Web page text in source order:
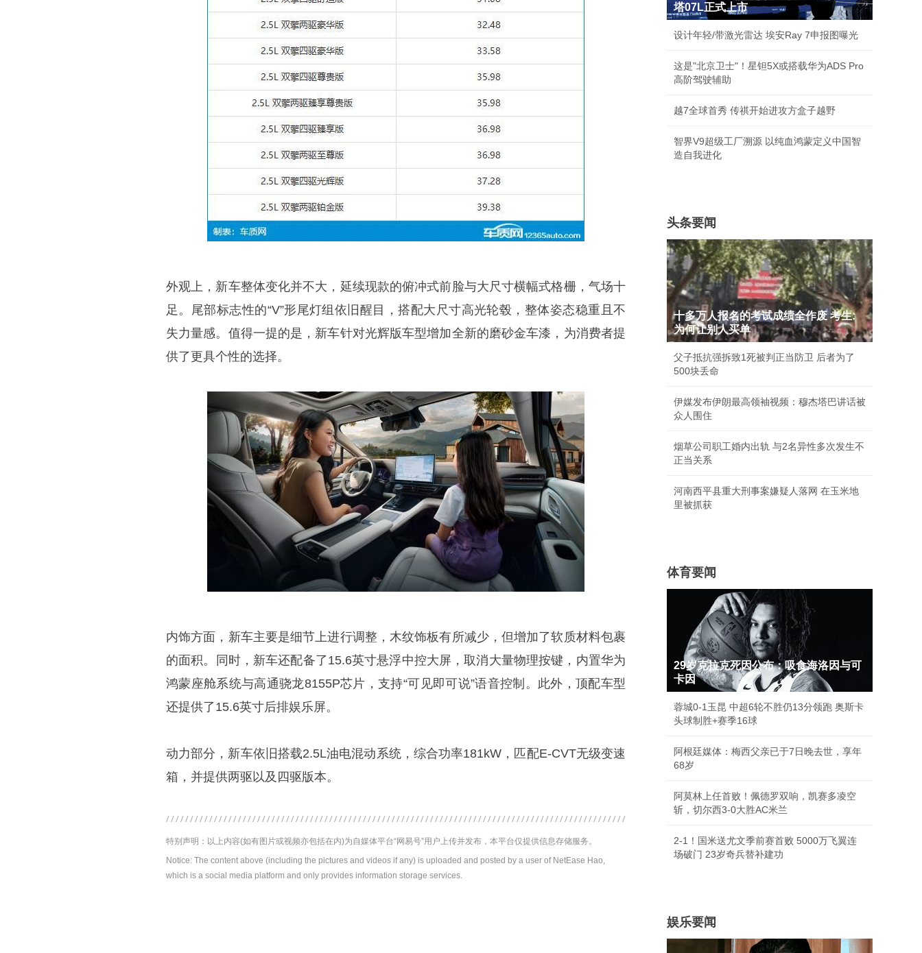
外观上，新车整体变化并不大，延续现款的俯冲式前脸与大尺寸横幅式格栅，气场十
足。尾部标志性的“V”形尾灯组依旧醒目，搭配大尺寸高光轮毂，整体姿态稳重且不
失力量感。值得一提的是，新车针对光辉版车型增加全新的磨砂金车漆，为消费者提
供了更具个性的选择。
内饰方面，新车主要是细节上进行调整，木纹饰板有所减少，但增加了软质材料包裹
的面积。同时，新车还配备了15.6英寸悬浮中控大屏，取消大量物理按键，内置华为
鸿蒙座舱系统与高通骁龙8155P芯片，支持“可见即可说”语音控制。此外，顶配车型
还提供了15.6英寸后排娱乐屏。
动力部分，新车依旧搭载2.5L油电混动系统，综合功率181kW，匹配E-CVT无级变速
箱，并提供两驱以及四驱版本。
特别声明：以上内容(如有图片或视频亦包括在内)为自媒体平台“网易号”用户上传并发布，本平台仅提供信息存储服务。
Notice: The content above (including the pictures and videos if any) is uploaded and posted by a user of NetEase Hao,
which is a social media platform and only provides information storage services.
塔07L正式上市
设计年轻/带激光雷达 埃安Ray 7申报图曝光
这是"北京卫士"！星钽5X或搭载华为ADS Pro
高阶驾驶辅助
越7全球首秀 传祺开始进攻方盒子越野
智界V9超级工厂溯源 以纯血鸿蒙定义中国智
造自我进化
头条要闻
十多万人报名的考试成绩全作废 考生:
为何让别人买单
父子抵抗强拆致1死被判正当防卫 后者为了
500块丢命
伊媒发布伊朗最高领袖视频：穆杰塔巴讲话被
众人围住
烟草公司职工婚内出轨 与2名异性多次发生不
正当关系
河南西平县重大刑事案嫌疑人落网 在玉米地
里被抓获
体育要闻
29岁克拉克死因公布：吸食海洛因与可
卡因
蓉城0-1玉昆 中超6轮不胜仍13分领跑 奥斯卡
头球制胜+赛季16球
阿根廷媒体：梅西父亲已于7日晚去世，享年
68岁
阿莫林上任首败！佩德罗双响，凯赛多凌空
斩，切尔西3-0大胜AC米兰
2-1！国米送尤文季前赛首败 5000万飞翼连
场破门 23岁奇兵替补建功
娱乐要闻